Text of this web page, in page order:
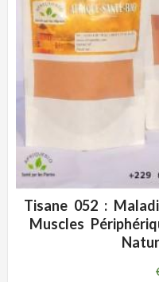
ADD WISHLIST
Tisane 052 :
Muscles